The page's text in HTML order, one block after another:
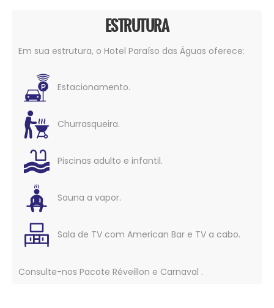
ESTRUTURA
Em sua estrutura, o Hotel Paraíso das Águas oferece:
Estacionamento.
Churrasqueira.
Piscinas adulto e infantil.
Sauna a vapor.
Sala de TV com American Bar e TV a cabo.
Consulte-nos Pacote Réveillon e Carnaval .